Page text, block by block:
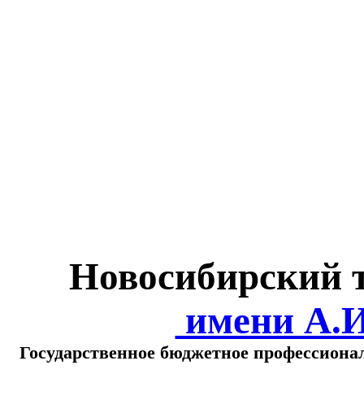
Новосибирский
имени
Государственное бюджетное